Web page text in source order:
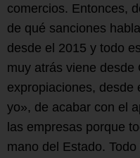
comercios. Entonces,
de qué sanciones
desde el 2015 y todo
muy atrás viene desde
expropiaciones, desde
yo», de acabar con el
las empresas porque
mano del Estado.